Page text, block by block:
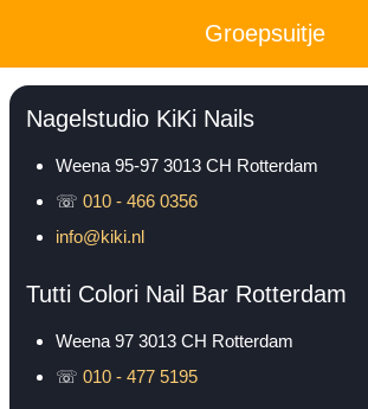
Groepsuitje
Nagelstudio KiKi Nails
Weena 95-97 3013 CH Rotterdam
☏010 - 466 0356
info@kiki.nl
Tutti Colori Nail Bar Rotterdam
Weena 97 3013 CH Rotterdam
☏010 - 477 5195